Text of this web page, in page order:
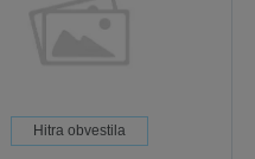
Hitra obvestila